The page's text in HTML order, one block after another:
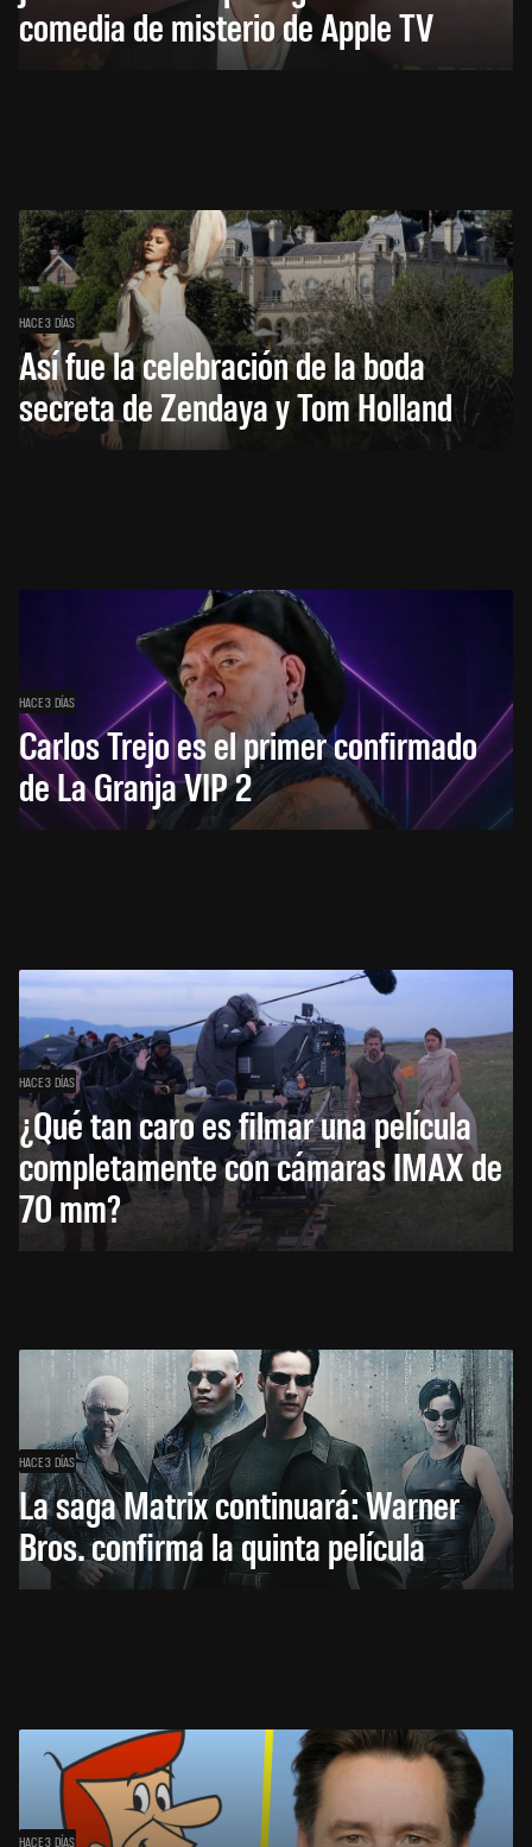
comedia de misterio de Apple TV
HACE 3 DÍAS
Así fue la celebración de la boda
secreta de Zendaya y Tom Holland
HACE 3 DÍAS
Carlos Trejo es el primer confirmado
de La Granja VIP 2
HACE 3 DÍAS
¿Qué tan caro es filmar una película
completamente con cámaras IMAX de
70 mm?
HACE 3 DÍAS
La saga Matrix continuará: Warner
Bros. confirma la quinta película
HACE 3 DÍAS